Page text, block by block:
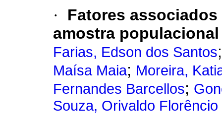
·
Fatores
amostra
Farias, Edson dos Santos
Maísa Maia; Moreira,
Fernandes Barcellos;
Souza, Orivaldo Florêncio